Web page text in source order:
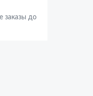
заказы до